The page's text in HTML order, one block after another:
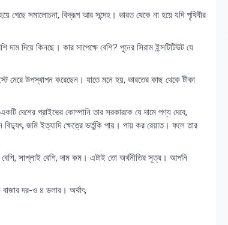
গেছে সমালোচনা, বিদ্রূপ আর সন্দেহ। ভারত থেকে না হয়ে যদি পৃথিবীর
দিয়ে কিনছে। কার সাপেক্ষে বেশি? পুনের সিরাম ইন্সটিটিউট যে
মেরে উপস্থাপন করেছেন। যাতে মনে হয়, ভারতের কাছ থেকে টীকা
দেশের প্রাইভের কোম্পানি তার সরকারকে যে দামে পণ্য দেবে,
জমি ইত্যাদি ক্ষেত্রে ভর্তুকি পায়। পায় কর রেয়াত। ফলে তার
বেশি, সাপ্লাই বেশি, দাম কম। এটাই তো অর্থনীতির সূত্র। আপনি
দর-ও ৪ ডলার। অর্থাৎ,